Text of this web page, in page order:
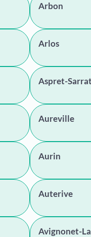
Arbon
Arlos
Aspret-Sarrat
Aureville
Aurin
Auterive
Avignonet-